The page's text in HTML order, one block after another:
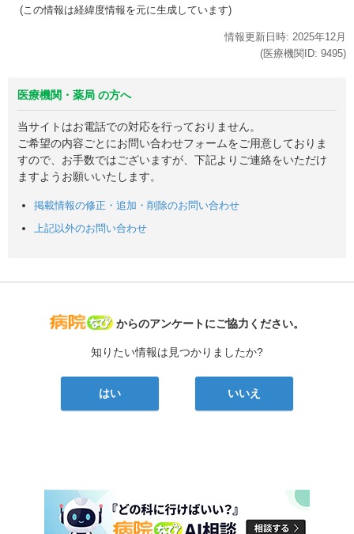
(この情報は経緯度情報を元に生成しています)
情報更新日時: 2025年12月
(医療機関ID: 9495)
医療機関・薬局 の方へ
当サイトはお電話での対応を行っておりません。
ご希望の内容ごとにお問い合わせフォームをご用意しておりま
すので、お手数ではございますが、下記よりご連絡をいただけ
ますようお願いいたします。
掲載情報の修正・追加・削除のお問い合わせ
上記以外のお問い合わせ
病院なび
からのアンケートにご協力ください。
知りたい情報は見つかりましたか?
はい いいえ